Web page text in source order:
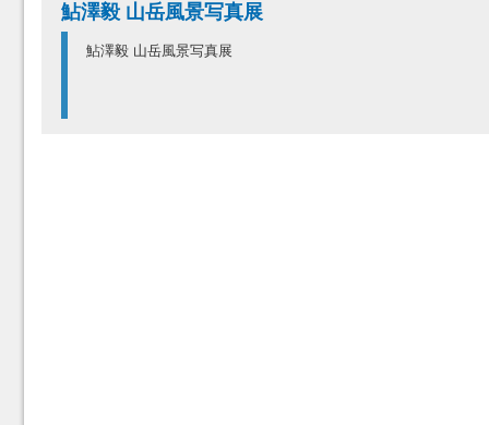
鮎澤毅 山岳風景写真展
鮎澤毅 山岳風景写真展